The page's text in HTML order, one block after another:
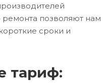
ремонта позволяют нам
сроки и
тариф: